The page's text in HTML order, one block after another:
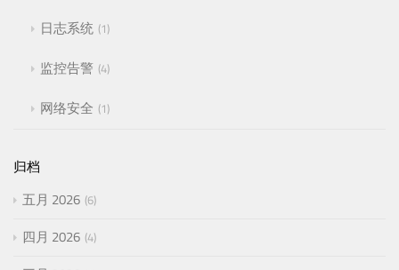
日志系统 1
监控告警 4
网络安全 1
归档
五月 2026 6
四月 2026 4